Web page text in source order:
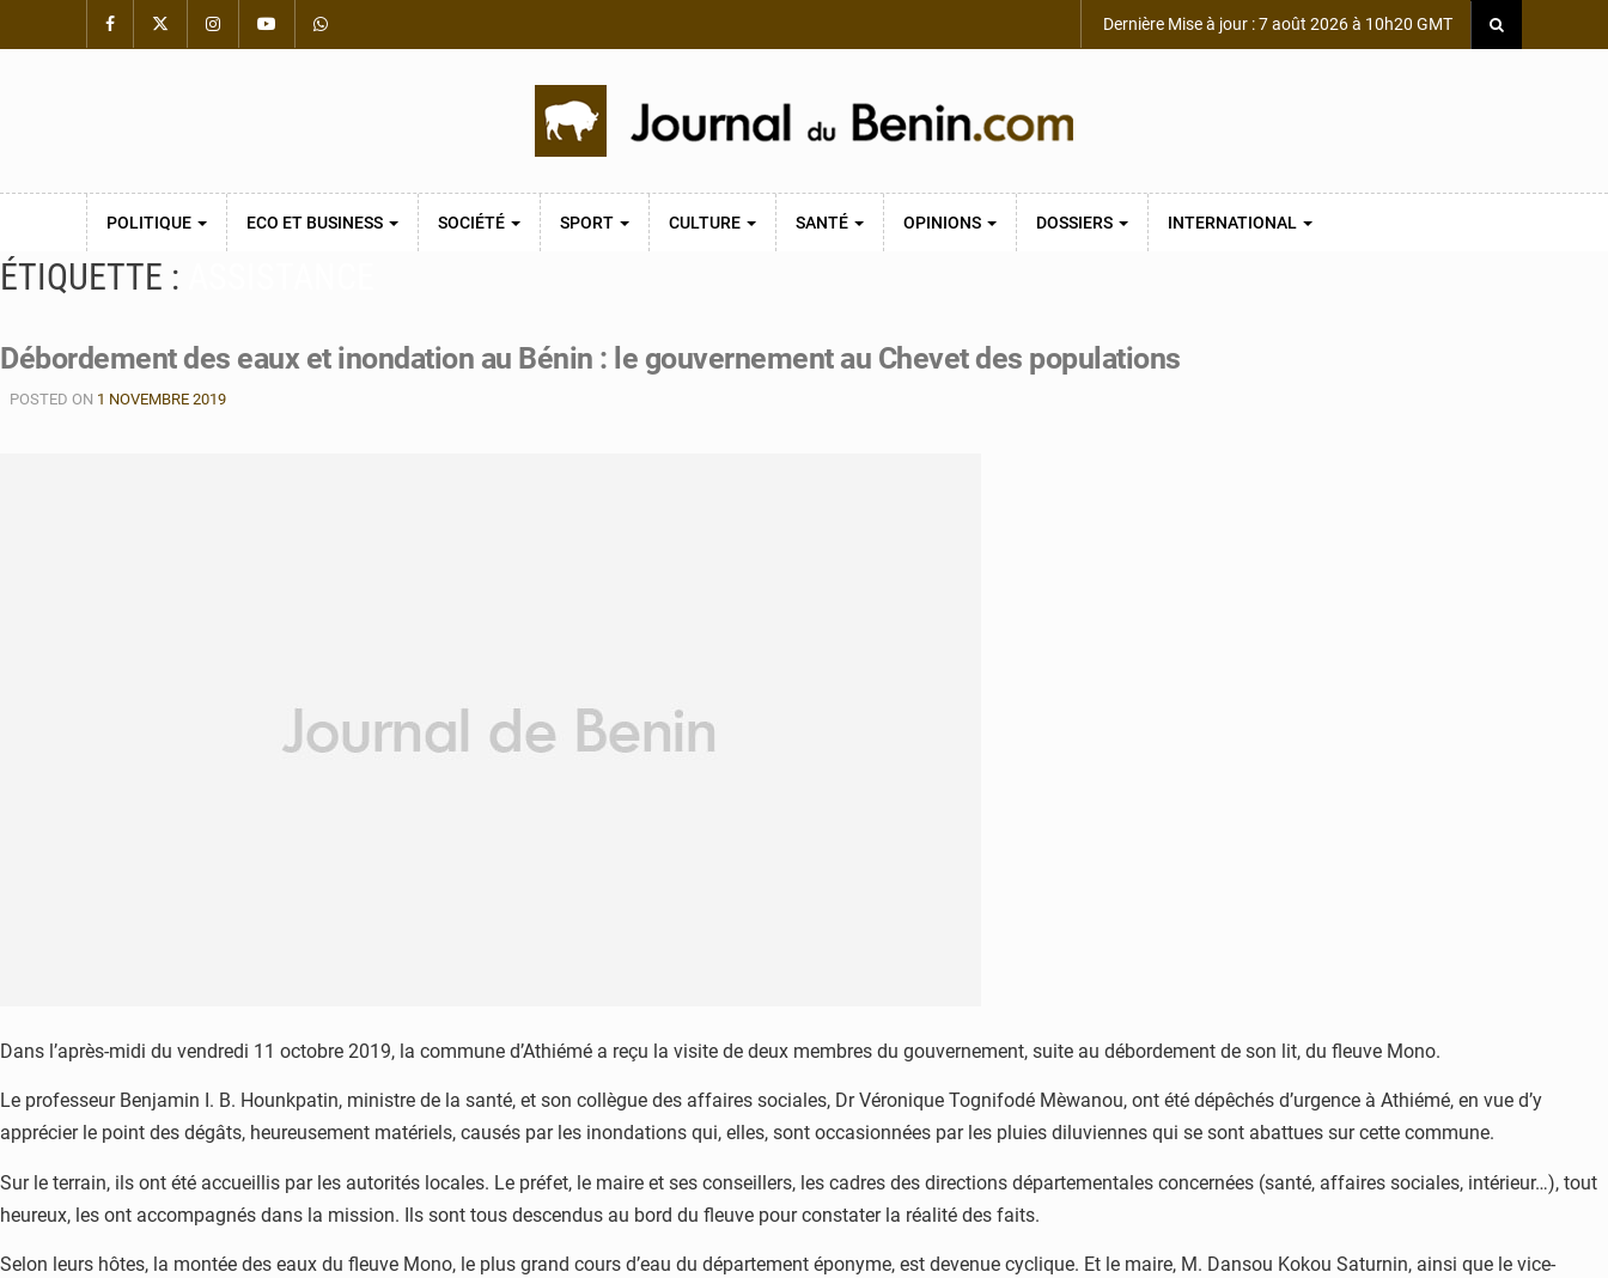
Dernière Mise à jour : 7 août 2026 à 10h20 GMT
POLITIQUE ECO ET BUSINESS SOCIÉTÉ SPORT CULTURE SANTÉ OPINIONS DOSSIERS INTERNATIONAL
ÉTIQUETTE :
Débordement des eaux et inondation au Bénin : le gouvernement au Chevet des populations
POSTED ON 1 NOVEMBRE 2019
Dans l’après-midi du vendredi 11 octobre 2019, la commune d’Athiémé a reçu la visite de deux membres du gouvernement, suite au débordement de son lit, du fleuve Mono.
Le professeur Benjamin I. B. Hounkpatin, ministre de la santé, et son collègue des affaires sociales, Dr Véronique Tognifodé Mèwanou, ont été dépêchés d’urgence à Athiémé, en vue d’y
apprécier le point des dégâts, heureusement matériels, causés par les inondations qui, elles, sont occasionnées par les pluies diluviennes qui se sont abattues sur cette commune.
Sur le terrain, ils ont été accueillis par les autorités locales. Le préfet, le maire et ses conseillers, les cadres des directions départementales concernées (santé, affaires sociales, intérieur…), tout
heureux, les ont accompagnés dans la mission. Ils sont tous descendus au bord du fleuve pour constater la réalité des faits.
Selon leurs hôtes, la montée des eaux du fleuve Mono, le plus grand cours d’eau du département éponyme, est devenue cyclique. Et le maire, M. Dansou Kokou Saturnin, ainsi que le vice-